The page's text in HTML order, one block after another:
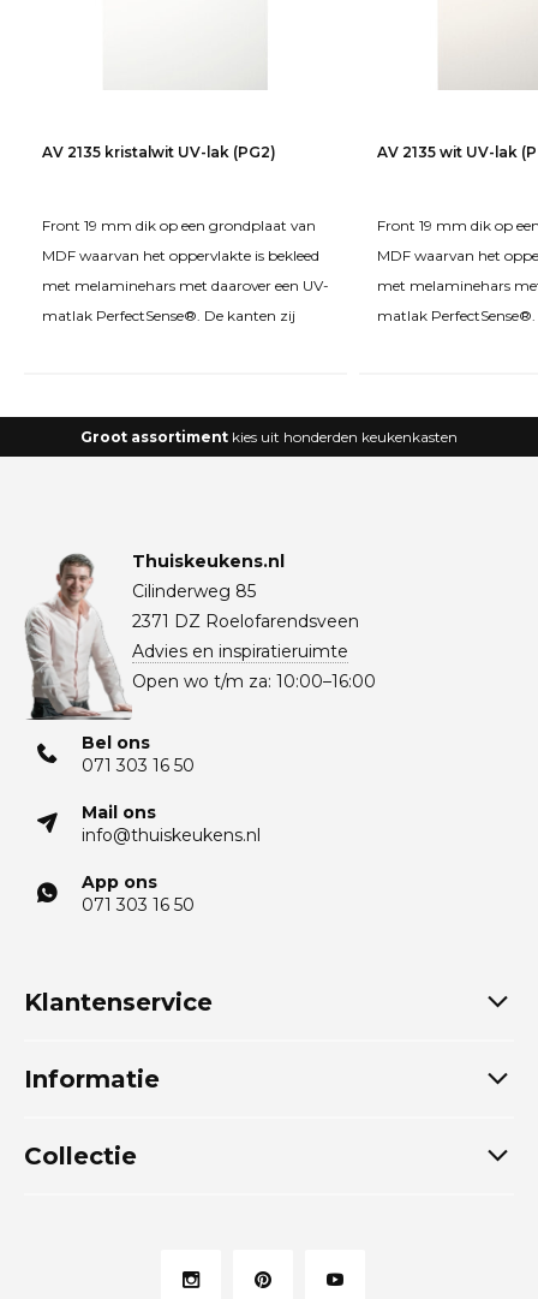
AV 2135 kristalwit UV-lak (PG2)
Front 19 mm dik op een grondplaat van
MDF waarvan het oppervlakte is bekleed
met melaminehars met daarover een UV-
matlak PerfectSense®. De kanten zij
AV 2135 wit UV-lak
Front 19 mm dik op
MDF waarvan het
met melaminehars
matlak
Groot assortiment kies uit honderden keukenkasten
Thuiskeukens.nl
Cilinderweg 85
2371 DZ Roelofarendsveen
Advies en inspiratieruimte
Open wo t/m za: 10:00–16:00
Bel ons
071 303 16 50
Mail ons
info@thuiskeukens.nl
App ons
071 303 16 50
Klantenservice
Informatie
Collectie